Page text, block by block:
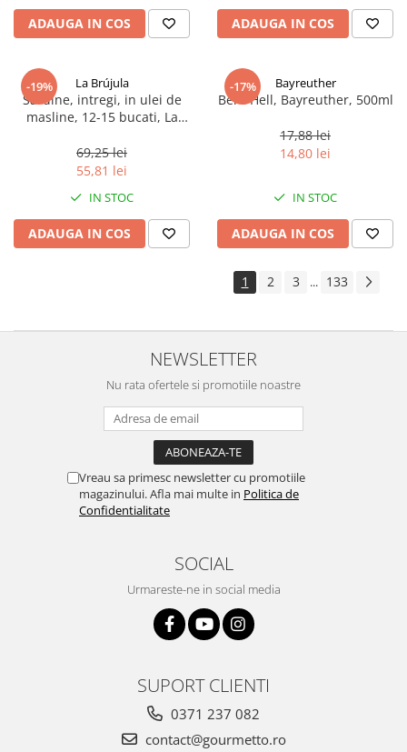
ADAUGA IN COS ADAUGA IN COS
-19% La Brújula
Sardine, intregi, in ulei de
masline, 12-15 bucati, La
69,25 lei
55,81 lei
IN STOC
ADAUGA IN COS
-17% Bayreuther
Bere Hell, Bayreuther, 500ml
17,88 lei
14,80 lei
IN STOC
ADAUGA IN COS
1 2 3 ... 133
NEWSLETTER
Nu rata ofertele si promotiile noastre
Vreau sa primesc newsletter cu promotiile
magazinului. Afla mai multe in Politica de
Confidentialitate
SOCIAL
Urmareste-ne in social media
SUPORT CLIENTI
0371 237 082
contact@gourmetto.ro